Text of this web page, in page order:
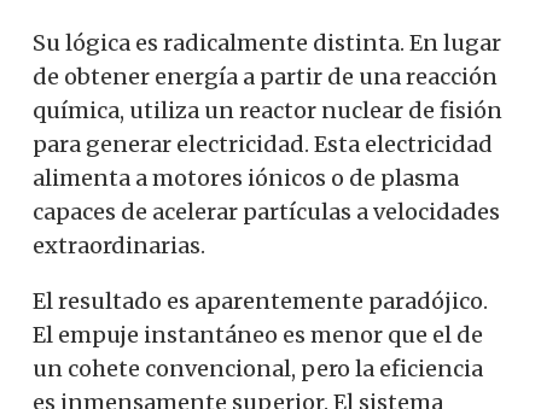
Su lógica es radicalmente distinta. En lugar
de obtener energía a partir de una reacción
química, utiliza un reactor nuclear de fisión
para generar electricidad. Esta electricidad
alimenta a motores iónicos o de plasma
capaces de acelerar partículas a velocidades
extraordinarias.
El resultado es aparentemente paradójico.
El empuje instantáneo es menor que el de
un cohete convencional, pero la eficiencia
es inmensamente superior. El sistema